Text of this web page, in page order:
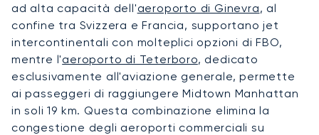
ad alta capacità dell'aeroporto di Ginevra, al
confine tra Svizzera e Francia, supportano jet
intercontinentali con molteplici opzioni di FBO,
mentre l'aeroporto di Teterboro, dedicato
esclusivamente all'aviazione generale, permette
ai passeggeri di raggiungere Midtown Manhattan
in soli 19 km. Questa combinazione elimina la
congestione degli aeroporti commerciali su